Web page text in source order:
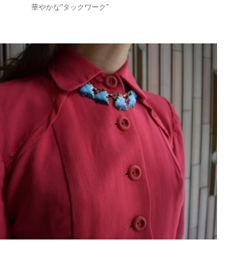
華やかな”タックワーク”